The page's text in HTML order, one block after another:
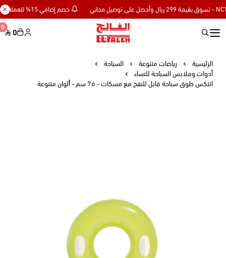
خصم إضافي 15% للعملاء الجدد كود NC15 - تسوق بقيمة 299 ريال وأحصل على توصيل مجاني
0 0
الرئيسية رياضات متنوعة
السباحة
أدوات وملابس السباحة للنساء
انتكس طوق سباحة قابل للنفخ مع مسكات - 76 سم - ألوان متنوعة